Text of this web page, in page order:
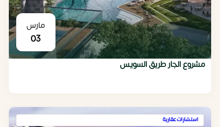
مارس
03
مشروع الجار طريق السويس
استشارات عقارية